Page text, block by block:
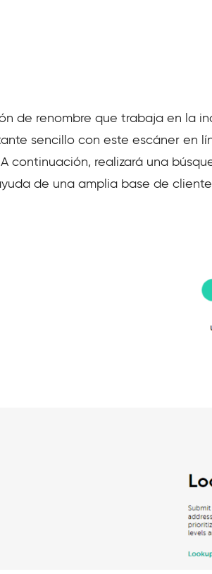
de renombre que trabaja en la
sencillo con este escáner en
continuación, realizará una
de una amplia base de